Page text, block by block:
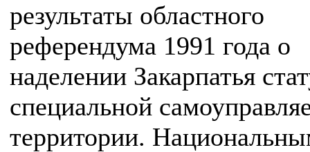
результаты областного
референдума 1991 года о
наделении Закарпатья
специальной
территории.